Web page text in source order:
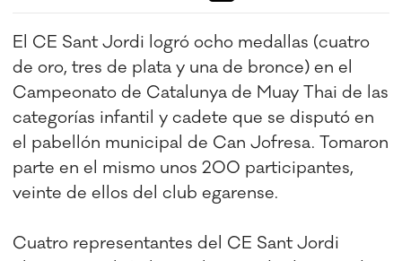
El CE Sant Jordi logró ocho medallas (cuatro
de oro, tres de plata y una de bronce) en el
Campeonato de Catalunya de Muay Thai de las
categorías infantil y cadete que se disputó en
el pabellón municipal de Can Jofresa. Tomaron
parte en el mismo unos 200 participantes,
veinte de ellos del club egarense.
Cuatro representantes del CE Sant Jordi